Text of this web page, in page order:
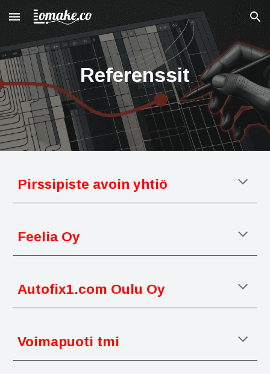
Skip to main content Skip to navigation
Referenssit
Pirssipiste avoin yhtiö
Feelia Oy
Autofix1.com Oulu Oy
Voimapuoti tmi